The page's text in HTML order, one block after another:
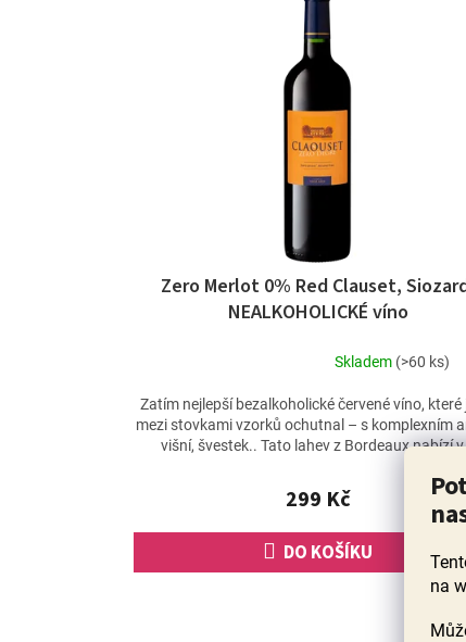
na
Zero Merlot 0% Red Clauset,
NEALKOHOLICKÉ víno
hodnocení
produktu
je
Skladem (>60 ks)
299 Kč
DO KOŠÍKU
Zatím nejlepší bezalkoholické červené víno, které
mezi stovkami vzorků ochutnal – s komplexním
višní, švestek.. Tato lahev z Bordeaux nabízí